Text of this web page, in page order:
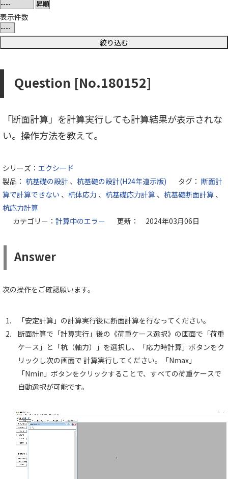
表示件数
Question [No.180152]
「断面計算」を計算実行しても計算結果が表示されな
い。操作方法を教えて。
シリーズ： エクシード
製品： 杭基礎の設計 、 杭基礎の設計(H24年道示版) タグ： 断面計
算で計算できない 、 杭体応力 、 杭基礎応力計算 、 杭基礎断面計算 、
杭応力計算
カテゴリー： 計算中のエラー 更新： 2024年03月06日
Answer
次の操作をご確認願います。
「安定計算」の計算実行後に断面計算を行なってください。
断面計算で「計算実行」後の《荷重ケース選択》の画面で「荷重
ケース」と「杭（軸力）」を選択し、「応力時計算」ボタンをク
リックし次の画面で 計算実行してください。「Nmax」
「Nmin」ボタンをクリックすることで、すべての荷重ケースで
自動選択が可能です。